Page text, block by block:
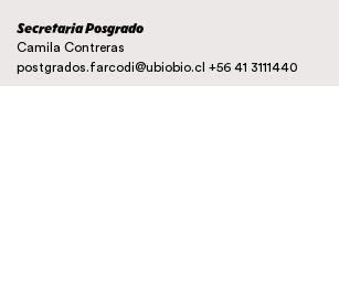
Secretaria Posgrado
Camila Contreras
postgrados.farcodi@ubiobio.cl +56 41 3111440